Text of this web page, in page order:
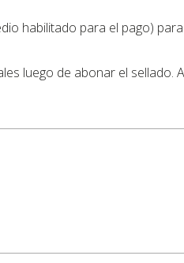
habilitado para el pago)
luego de abonar el